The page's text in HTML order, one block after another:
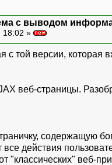
с выводом
18:02 »
с той версии,
веб-страницы.
содержащую
действия
"классических" веб-